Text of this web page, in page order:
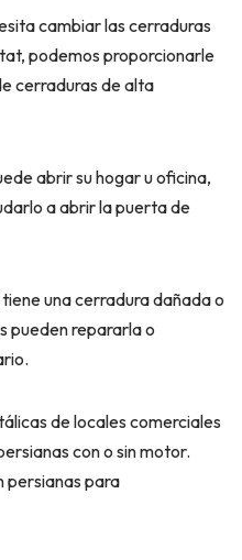
cambiar las cerraduras
podemos proporcionarle
cerraduras de alta
abrir su hogar u oficina,
a abrir la puerta de
una cerradura dañada o
pueden repararla o
de locales comerciales
con o sin motor.
persianas para